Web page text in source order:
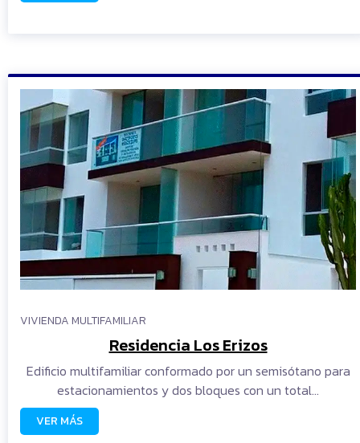
VIVIENDA MULTIFAMILIAR
Residencia Los Erizos
Edificio multifamiliar conformado por un semisótano para
estacionamientos y dos bloques con un total…
VER MÁS